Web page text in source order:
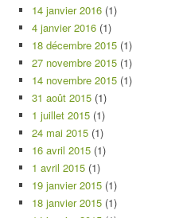
14 janvier 2016 (1)
4 janvier 2016 (1)
18 décembre 2015 (1)
27 novembre 2015 (1)
14 novembre 2015 (1)
31 août 2015 (1)
1 juillet 2015 (1)
24 mai 2015 (1)
16 avril 2015 (1)
1 avril 2015 (1)
19 janvier 2015 (1)
18 janvier 2015 (1)